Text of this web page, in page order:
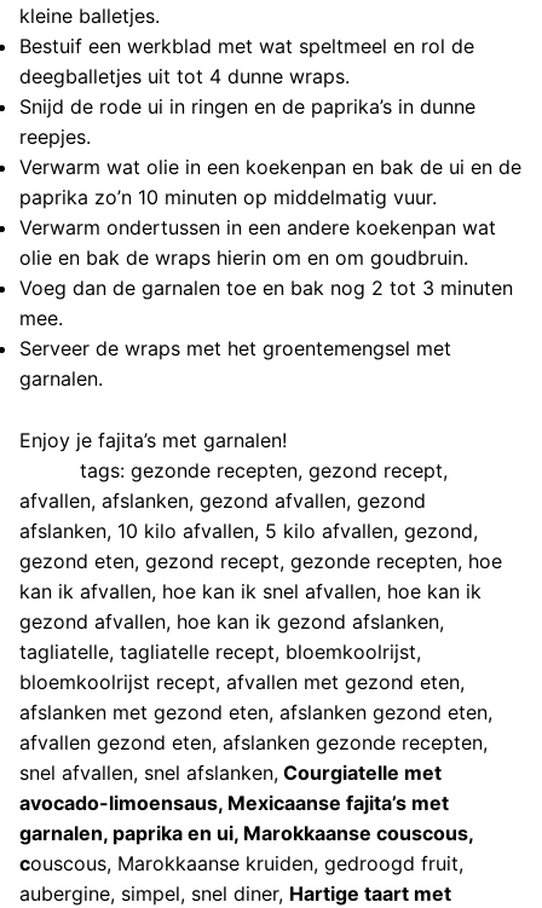
kleine balletjes.
Bestuif een werkblad met wat speltmeel en rol de
deegballetjes uit tot 4 dunne wraps.
Snijd de rode ui in ringen en de paprika’s in dunne
reepjes.
Verwarm wat olie in een koekenpan en bak de ui en de
paprika zo’n 10 minuten op middelmatig vuur.
Verwarm ondertussen in een andere koekenpan wat
olie en bak de wraps hierin om en om goudbruin.
Voeg dan de garnalen toe en bak nog 2 tot 3 minuten
mee.
Serveer de wraps met het groentemengsel met
garnalen.
Enjoy je fajita’s met garnalen!
tags: gezonde recepten, gezond recept,
afvallen, afslanken, gezond afvallen, gezond
afslanken, 10 kilo afvallen, 5 kilo afvallen, gezond,
gezond eten, gezond recept, gezonde recepten, hoe
kan ik afvallen, hoe kan ik snel afvallen, hoe kan ik
gezond afvallen, hoe kan ik gezond afslanken,
tagliatelle, tagliatelle recept, bloemkoolrijst,
bloemkoolrijst recept, afvallen met gezond eten,
afslanken met gezond eten, afslanken gezond eten,
afvallen gezond eten, afslanken gezonde recepten,
snel afvallen, snel afslanken, Courgiatelle met
avocado-limoensaus, Mexicaanse fajita’s met
garnalen, paprika en ui, Marokkaanse couscous,
couscous, Marokkaanse kruiden, gedroogd fruit,
aubergine, simpel, snel diner, Hartige taart met